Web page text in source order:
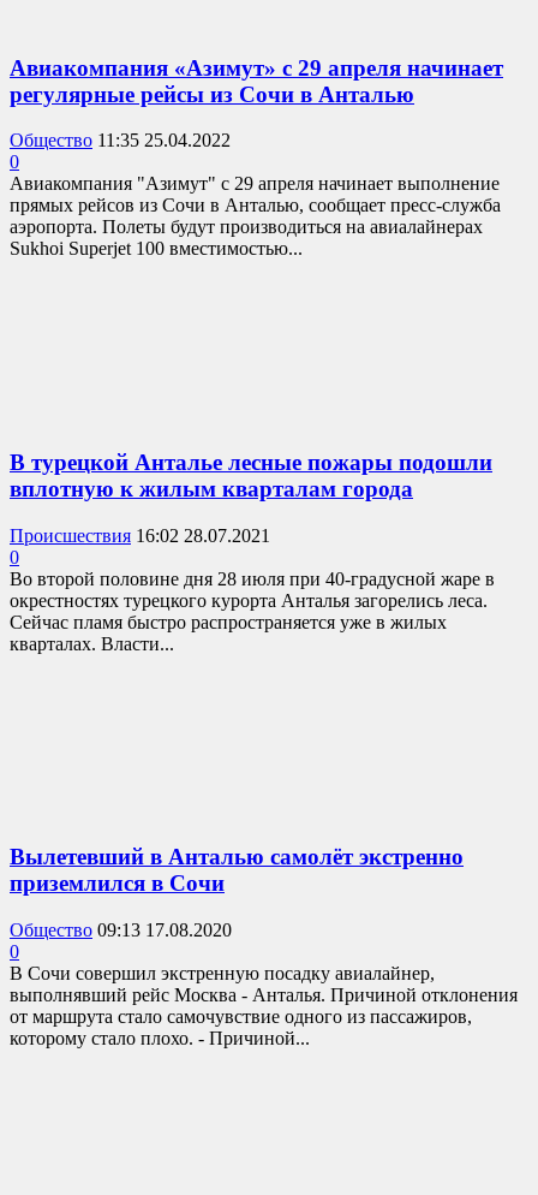
Авиакомпания «Азимут» с 29 апреля начинает
регулярные рейсы из Сочи в Анталью
Общество 11:35 25.04.2022
0
Авиакомпания "Азимут" с 29 апреля начинает выполнение
прямых рейсов из Сочи в Анталью, сообщает пресс-служба
аэропорта. Полеты будут производиться на авиалайнерах
Sukhoi Superjet 100 вместимостью...
В турецкой Анталье лесные пожары подошли
вплотную к жилым кварталам города
Происшествия 16:02 28.07.2021
0
Во второй половине дня 28 июля при 40-градусной жаре в
окрестностях турецкого курорта Анталья загорелись леса.
Сейчас пламя быстро распространяется уже в жилых
кварталах. Власти...
Вылетевший в Анталью самолёт экстренно
приземлился в Сочи
Общество 09:13 17.08.2020
0
В Сочи совершил экстренную посадку авиалайнер,
выполнявший рейс Москва - Анталья. Причиной отклонения
от маршрута стало самочувствие одного из пассажиров,
которому стало плохо. - Причиной...